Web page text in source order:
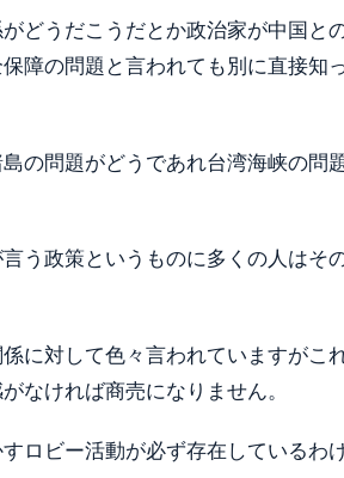
どうだこうだとか政治家が中国と
障の問題と言われても別に直接知
の問題がどうであれ台湾海峡の問
う政策というものに多くの人はそ
に対して色々言われていますがこ
なければ商売になりません。
ロビー活動が必ず存在しているわけ